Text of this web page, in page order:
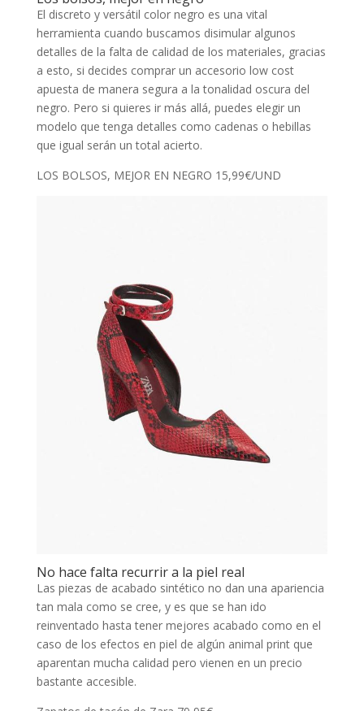
El discreto y versátil color negro es una vital
herramienta cuando buscamos disimular algunos
detalles de la falta de calidad de los materiales, gracias
a esto, si decides comprar un accesorio low cost
apuesta de manera segura a la tonalidad oscura del
negro. Pero si quieres ir más allá, puedes elegir un
modelo que tenga detalles como cadenas o hebillas
que igual serán un total acierto.
LOS BOLSOS, MEJOR EN NEGRO 15,99€/UND
No hace falta recurrir a la piel real
Las piezas de acabado sintético no dan una apariencia
tan mala como se cree, y es que se han ido
reinventado hasta tener mejores acabado como en el
caso de los efectos en piel de algún animal print que
aparentan mucha calidad pero vienen en un precio
bastante accesible.